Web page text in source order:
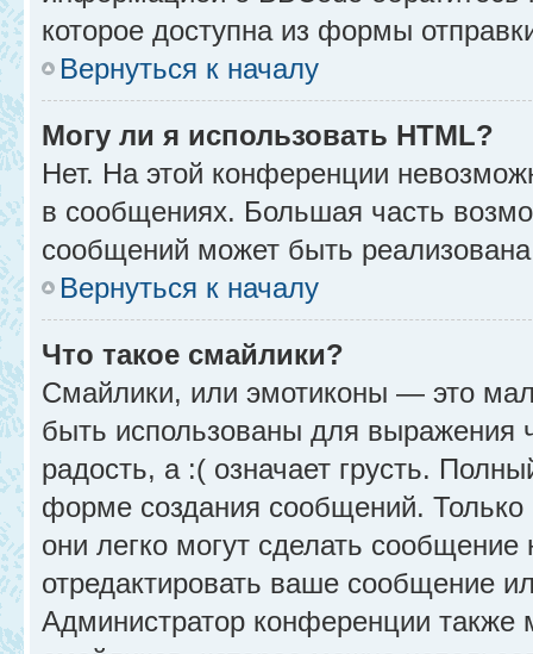
которое доступна из формы
Вернуться к началу
Могу ли я использовать HTML?
Нет. На этой конференции
в сообщениях. Большая часть
сообщений может быть
Вернуться к началу
Что такое смайлики?
Смайлики, или эмотиконы — это
быть использованы для выражения
радость, а :( означает грусть.
форме создания сообщений. Только
они легко могут сделать
отредактировать ваше сообщение
Администратор конференции также